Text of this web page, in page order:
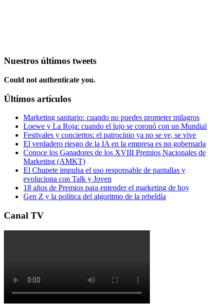
Nuestros últimos tweets
Could not authenticate you.
Últimos artículos
Marketing sanitario: cuando no puedes prometer milagros
Loewe y La Roja: cuando el lujo se coronó con un Mundial
Festivales y conciertos: el patrocinio ya no se ve, se vive
El verdadero riesgo de la IA en la empresa es no gobernarla
Conoce los Ganadores de los XVIII Premios Nacionales de
Marketing (AMKT)
El Chupete impulsa el uso responsable de pantallas y
evoluciona con Talk y Joven
18 años de Premios para entender el marketing de hoy
Gen Z y la política del algoritmo de la rebeldía
Canal TV